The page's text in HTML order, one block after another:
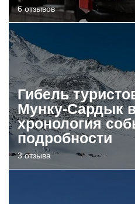
6 отзывов
Гибель
Мунку-Сардык
хронология
подробности
3 отзыва